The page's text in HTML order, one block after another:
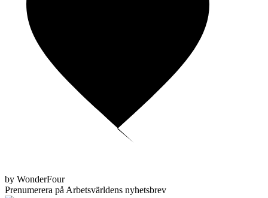
by WonderFour
Prenumerera på Arbetsvärldens nyhetsbrev